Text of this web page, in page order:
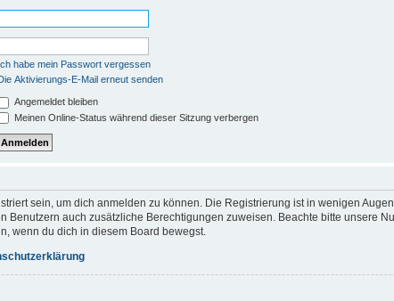
habe mein Passwort vergessen
Aktivierungs-E-Mail erneut senden
Angemeldet bleiben
Meinen Online-Status während dieser Sitzung verbergen
sein, um dich anmelden zu können. Die Registrierung ist in wenigen
Benutzern auch zusätzliche Berechtigungen zuweisen. Beachte bitte unsere
wenn du dich in diesem Board bewegst.